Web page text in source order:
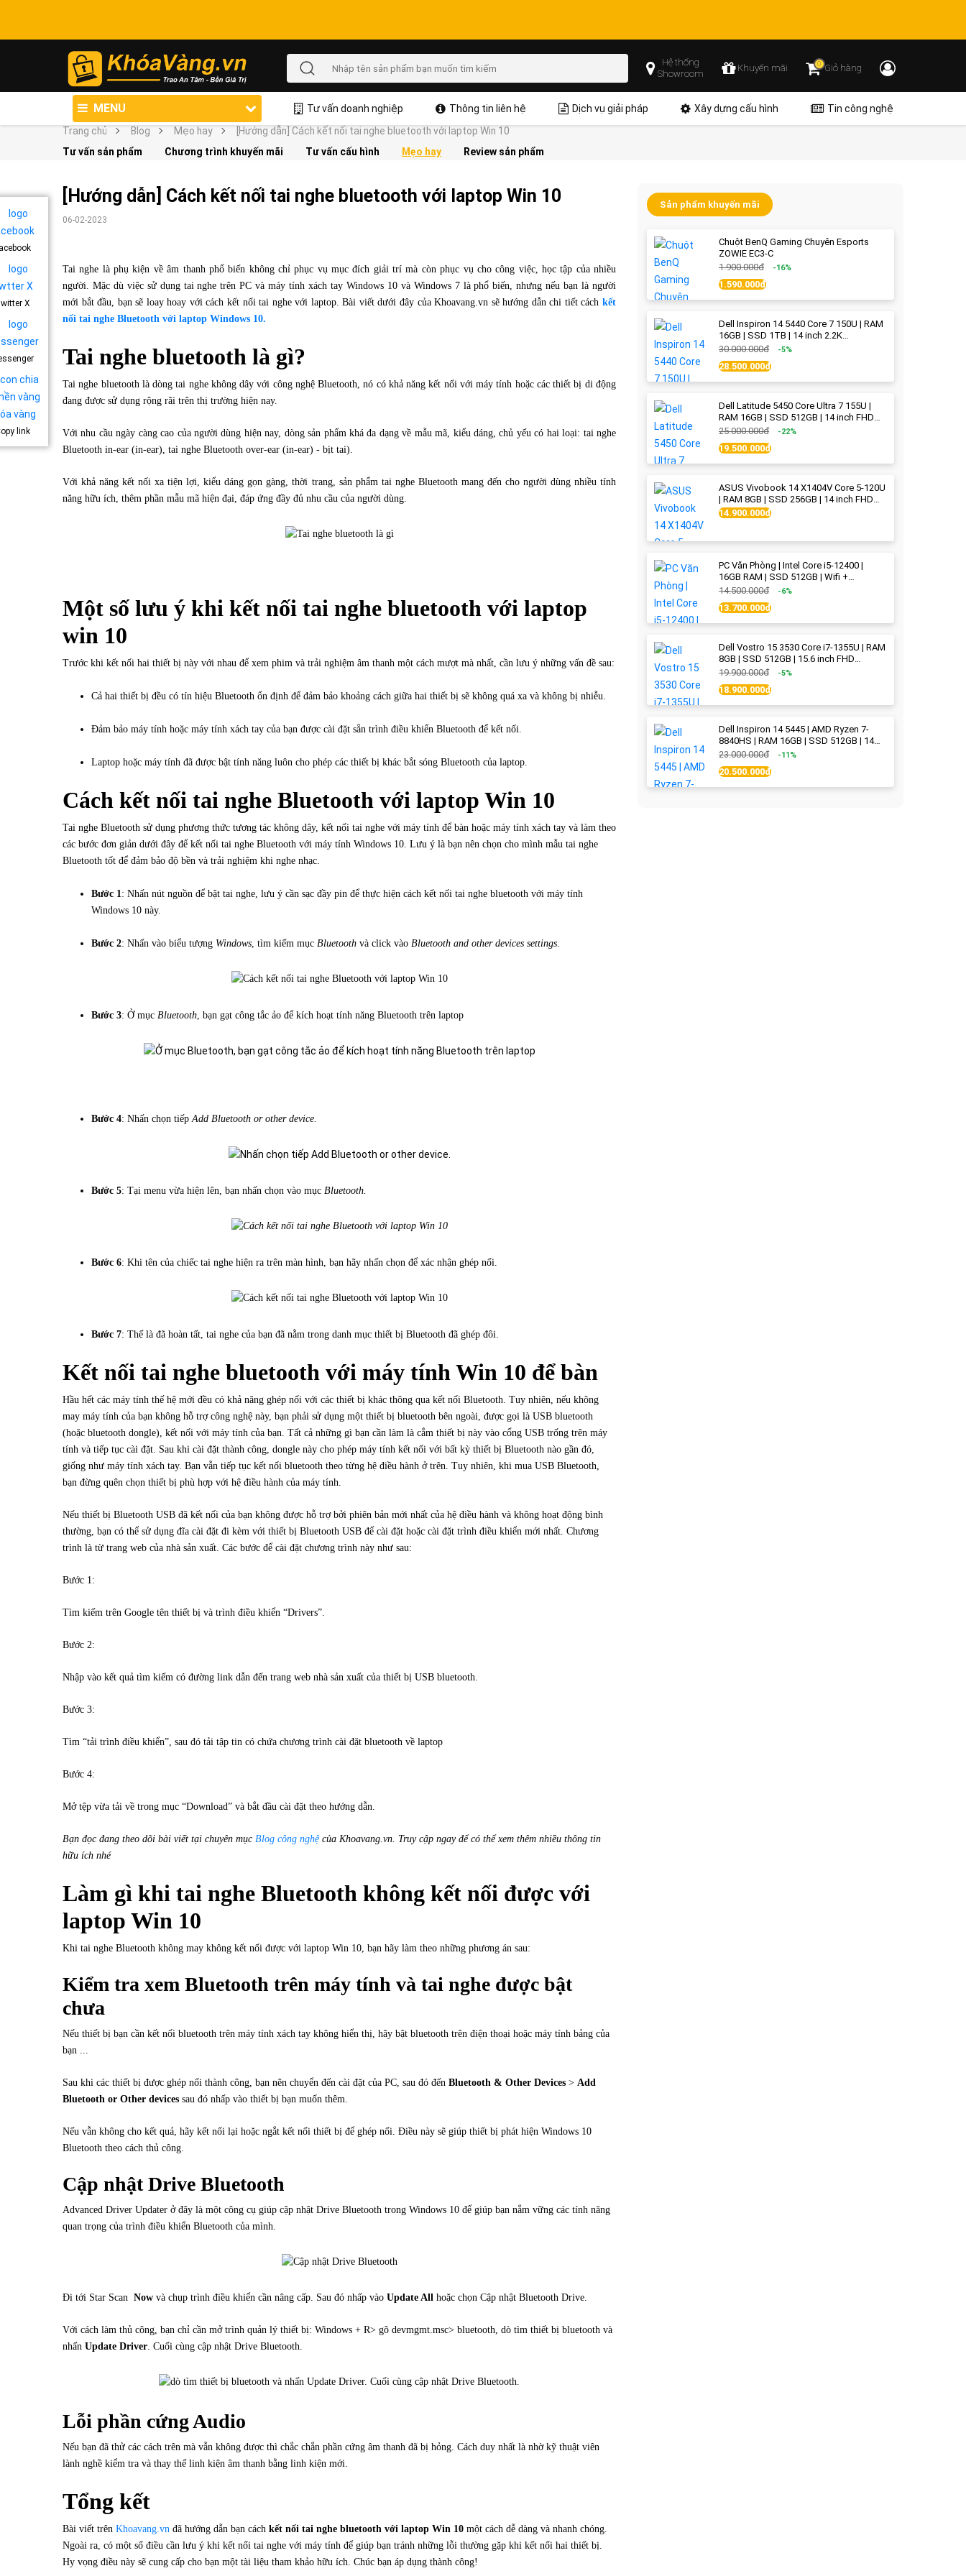
Hệ thống
Showroom
Khuyến mãi 0Giỏ hàng
MENU Tư vấn doanh nghiệp Thông tin liên hệ Dịch vụ giải pháp Xây dựng cấu hình
Tin công nghệ
Trang chủ
Blog Mẹo hay
[Hướng dẫn] Cách kết nối tai nghe bluetooth với laptop Win 10
Tư vấn sản phẩm
Chương trình khuyến mãi Tư vấn cấu hình Mẹo hay Review sản phẩm
X
link
[Hướng dẫn] Cách kết nối tai nghe bluetooth với laptop Win 10
06-02-2023
Tai nghe là phụ kiện về âm thanh phổ biến không chỉ phục vụ mục đích giải trí mà còn phục vụ cho công việc, học tập của nhiều
người. Mặc dù việc sử dụng tai nghe trên PC và máy tính xách tay Windows 10 và Windows 7 là phổ biến, nhưng nếu bạn là người
mới bắt đầu, bạn sẽ loay hoay với cách kết nối tai nghe với laptop. Bài viết dưới đây của Khoavang.vn sẽ hướng dẫn chi tiết cách kết
nối tai nghe Bluetooth với laptop Windows 10.
Tai nghe bluetooth là gì?
Tai nghe bluetooth là dòng tai nghe không dây với công nghệ Bluetooth, nó có khả năng kết nối với máy tính hoặc các thiết bị di động
đang được sử dụng rộng rãi trên thị trường hiện nay.
Với nhu cầu ngày càng cao của người dùng hiện nay, dòng sản phẩm khá đa dạng về mẫu mã, kiểu dáng, chủ yếu có hai loại: tai nghe
Bluetooth in-ear (in-ear), tai nghe Bluetooth over-ear (in-ear) - bịt tai).
Với khả năng kết nối xa tiện lợi, kiểu dáng gọn gàng, thời trang, sản phẩm tai nghe Bluetooth mang đến cho người dùng nhiều tính
năng hữu ích, thêm phần mẫu mã hiện đại, đáp ứng đầy đủ nhu cầu của người dùng.
Một số lưu ý khi kết nối tai nghe bluetooth với laptop
win 10
Trước khi kết nối hai thiết bị này với nhau để xem phim và trải nghiệm âm thanh một cách mượt mà nhất, cần lưu ý những vấn đề sau:
Cả hai thiết bị đều có tín hiệu Bluetooth ổn định để đảm bảo khoảng cách giữa hai thiết bị sẽ không quá xa và không bị nhiễu.
Đảm bảo máy tính hoặc máy tính xách tay của bạn được cài đặt sẵn trình điều khiển Bluetooth để kết nối.
Laptop hoặc máy tính đã được bật tính năng luôn cho phép các thiết bị khác bắt sóng Bluetooth của laptop.
Cách kết nối tai nghe Bluetooth với laptop Win 10
Tai nghe Bluetooth sử dụng phương thức tương tác không dây, kết nối tai nghe với máy tính để bàn hoặc máy tính xách tay và làm theo
các bước đơn giản dưới đây để kết nối tai nghe Bluetooth với máy tính Windows 10. Lưu ý là bạn nên chọn cho mình mẫu tai nghe
Bluetooth tốt để đảm bảo độ bền và trải nghiệm khi nghe nhạc.
Bước 1 : Nhấn nút nguồn để bật tai nghe, lưu ý cần sạc đầy pin để thực hiện cách kết nối tai nghe bluetooth với máy tính
Windows 10 này.
Bước 2: Nhấn vào biểu tượng Windows , tìm kiếm mục Bluetooth và click vào Bluetooth and other devices settings
Bước 3: Ở mục Bluetooth , bạn gạt công tắc ảo để kích hoạt tính năng Bluetooth trên laptop
Bước 4: Nhấn chọn tiếp Add Bluetooth or other device.
Bước 5: Tại menu vừa hiện lên, bạn nhấn chọn vào mục Bluetooth.
Bước 6: Khi tên của chiếc tai nghe hiện ra trên màn hình, bạn hãy nhấn chọn để xác nhận ghép nối.
Bước 7: Thế là đã hoàn tất, tai nghe của bạn đã nằm trong danh mục thiết bị Bluetooth đã ghép đôi.
Kết nối tai nghe bluetooth với máy tính Win 10 để bàn
Hầu hết các máy tính thế hệ mới đều có khả năng ghép nối với các thiết bị khác thông qua kết nối Bluetooth. Tuy nhiên, nếu không
may máy tính của bạn không hỗ trợ công nghệ này, bạn phải sử dụng một thiết bị bluetooth bên ngoài, được gọi là USB bluetooth
(hoặc bluetooth dongle), kết nối với máy tính của bạn. Tất cả những gì bạn cần làm là cắm thiết bị này vào cổng USB trống trên máy
tính và tiếp tục cài đặt. Sau khi cài đặt thành công, dongle này cho phép máy tính kết nối với bất kỳ thiết bị Bluetooth nào gần đó,
giống như máy tính xách tay. Bạn vẫn tiếp tục kết nối bluetooth theo từng hệ điều hành ở trên. Tuy nhiên, khi mua USB Bluetooth,
bạn đừng quên chọn thiết bị phù hợp với hệ điều hành của máy tính.
Nếu thiết bị Bluetooth USB đã kết nối của bạn không được hỗ trợ bởi phiên bản mới nhất của hệ điều hành và không hoạt động bình
thường, bạn có thể sử dụng đĩa cài đặt đi kèm với thiết bị Bluetooth USB để cài đặt hoặc cài đặt trình điều khiển mới nhất. Chương
trình là từ trang web của nhà sản xuất. Các bước để cài đặt chương trình này như sau:
Bước 1:
Tìm kiếm trên Google tên thiết bị và trình điều khiển “Drivers”.
Bước 2:
Nhập vào kết quả tìm kiếm có đường link dẫn đến trang web nhà sản xuất của thiết bị USB bluetooth.
Bước 3:
Tìm “tải trình điều khiển”, sau đó tải tập tin có chứa chương trình cài đặt bluetooth về laptop
Bước 4:
Mở tệp vừa tải về trong mục “Download” và bắt đầu cài đặt theo hướng dẫn.
Bạn đọc đang theo dõi bài viết tại chuyên mục Blog công nghệcủa Khoavang.vn. Truy cập ngay để có thể xem thêm nhiều thông tin
hữu ích nhé
Làm gì khi tai nghe Bluetooth không kết nối được với
laptop Win 10
Khi tai nghe Bluetooth không may không kết nối được với laptop Win 10, bạn hãy làm theo những phương án sau:
Kiểm tra xem Bluetooth trên máy tính và tai nghe được bật
chưa
Nếu thiết bị bạn cần kết nối bluetooth trên máy tính xách tay không hiển thị, hãy bật bluetooth trên điện thoại hoặc máy tính bảng của
bạn ...
Sau khi các thiết bị được ghép nối thành công, bạn nên chuyển đến cài đặt của PC, sau đó đến Bluetooth & Other Devices > Add
Bluetooth or Other devices sau đó nhấp vào thiết bị bạn muốn thêm.
Nếu vẫn không cho kết quả, hãy kết nối lại hoặc ngắt kết nối thiết bị để ghép nối. Điều này sẽ giúp thiết bị phát hiện Windows 10
Bluetooth theo cách thủ công.
Cập nhật Drive Bluetooth
Advanced Driver Updater ở đây là một công cụ giúp cập nhật Drive Bluetooth trong Windows 10 để giúp bạn nắm vững các tính năng
quan trọng của trình điều khiển Bluetooth của mình.
Đi tới Star Scan Now và chụp trình điều khiển cần nâng cấp. Sau đó nhấp vào Update All hoặc chọn Cập nhật Bluetooth Drive.
Với cách làm thủ công, bạn chỉ cần mở trình quản lý thiết bị: Windows + R> gõ devmgmt.msc> bluetooth, dò tìm thiết bị bluetooth và
nhấn Update Driver . Cuối cùng cập nhật Drive Bluetooth.
Lỗi phần cứng Audio
Nếu bạn đã thử các cách trên mà vẫn không được thì chắc chắn phần cứng âm thanh đã bị hỏng. Cách duy nhất là nhờ kỹ thuật viên
lành nghề kiểm tra và thay thế linh kiện âm thanh bằng linh kiện mới.
Tổng kết
Bài viết trên Khoavang.vn đã hướng dẫn bạn cách kết nối tai nghe bluetooth với laptop Win 10 một cách dễ dàng và nhanh chóng.
Ngoài ra, có một số điều cần lưu ý khi kết nối tai nghe với máy tính để giúp bạn tránh những lỗi thường gặp khi kết nối hai thiết bị.
Hy vọng điều này sẽ cung cấp cho bạn một tài liệu tham khảo hữu ích. Chúc bạn áp dụng thành công!
Sản phẩm khuyến mãi
Chuột BenQ Gaming Chuyên Esports
ZOWIE EC3-C
1.900.000đ
-16%
1.590.000đ
Dell Inspiron 14 5440 Core 7 150U | RAM
16GB | SSD 1TB | 14 inch 2.2K
(2240x1400) IPS | Ice Blue - New Fullbox
30.000.000đ -5%
28.500.000đ
Dell Latitude 5450 Core Ultra 7 155U |
RAM 16GB | SSD 512GB | 14 inch FHD
(1920x1080) IPS Like new
25.000.000đ -22%
19.500.000đ
ASUS Vivobook 14 X1404V Core 5-120U
| RAM 8GB | SSD 256GB | 14 inch FHD
(1920x1080) | Quiet Blue - New Fullbox
14.900.000đ
PC Văn Phòng | Intel Core i5-12400 |
16GB RAM | SSD 512GB | Wifi +
Bluetooth
14.500.000đ -6%
13.700.000đ
Dell Vostro 15 3530 Core i7-1355U | RAM
8GB | SSD 512GB | 15.6 inch FHD
(1920x1080) 120Hz WVA | Black | New
19.900.000đ -5%
18.900.000đ
Dell Inspiron 14 5445 | AMD Ryzen 7-
8840HS | RAM 16GB | SSD 512GB | 14
inch 2.2K (2240x1400) IPS 300nits | Ice
23.000.000đ -11%
20.500.000đ